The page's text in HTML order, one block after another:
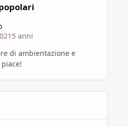
5 anni
di ambientazione e